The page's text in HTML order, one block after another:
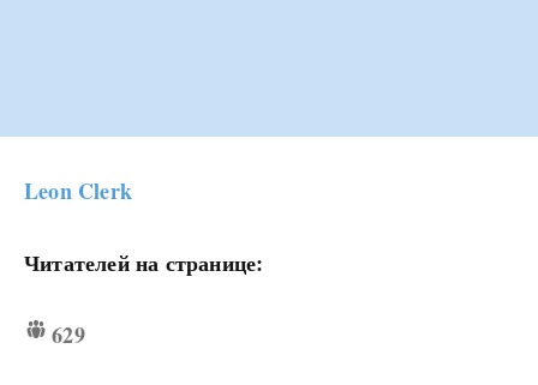
Leon Clerk
Читателей на странице:
629